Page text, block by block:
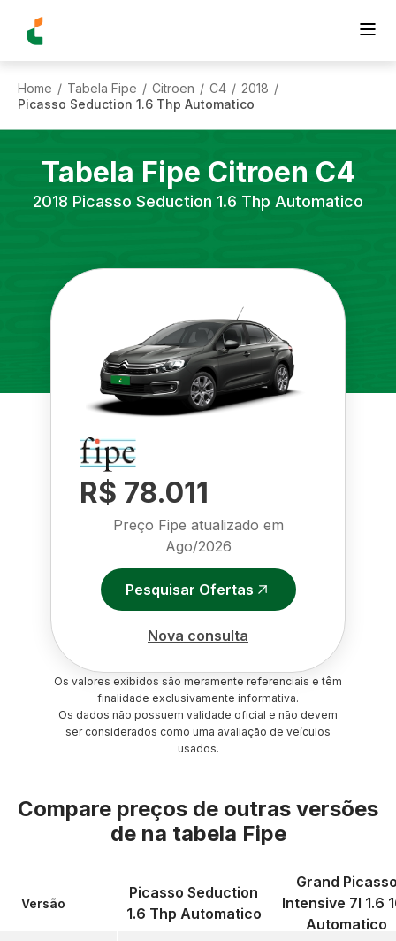
Home / Tabela Fipe / Citroen / C4 / 2018 /
Picasso Seduction 1.6 Thp Automatico
Tabela Fipe Citroen C4
2018 Picasso Seduction 1.6 Thp Automatico
R$ 78.011
Preço Fipe atualizado em
Ago/2026
Pesquisar Ofertas
Nova consulta
Os valores exibidos são meramente referenciais e têm
finalidade exclusivamente informativa.
Os dados não possuem validade oficial e não devem
ser considerados como uma avaliação de veículos
usados.
Compare preços de outras versões
de na tabela Fipe
Versão
Picasso Seduction
1.6 Thp Automatico
Grand
Intensive 7l 1.6
Automatico